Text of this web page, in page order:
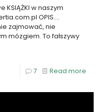
KSIĄŻKI w naszym
OPIS….
zajmować, nie
mózgiem. To fałszywy
7 Read more